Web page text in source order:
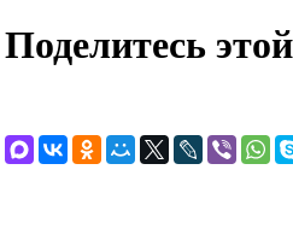
Поделитесь